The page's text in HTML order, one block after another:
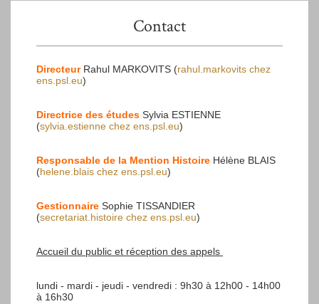
Contact
Directeur Rahul MARKOVITS (rahul.markovits chez
ens.psl.eu)
Directrice des études Sylvia ESTIENNE
(sylvia.estienne chez ens.psl.eu)
Responsable de la Mention Histoire Hélène BLAIS
(helene.blais chez ens.psl.eu)
Gestionnaire Sophie TISSANDIER
(secretariat.histoire chez ens.psl.eu)
Accueil du public et réception des appels
lundi - mardi - jeudi - vendredi : 9h30 à 12h00 - 14h00
à 16h30